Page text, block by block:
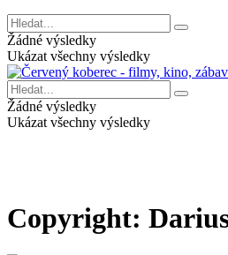
Žádné výsledky
Ukázat všechny výsledky
Žádné výsledky
Ukázat všechny výsledky
Copyright: